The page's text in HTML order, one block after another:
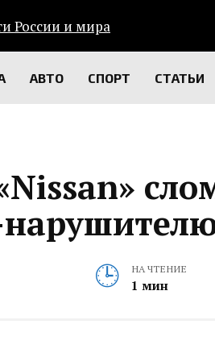
АВТО СПОРТ СТАТЬИ
НА ЧТЕНИЕ
1 мин